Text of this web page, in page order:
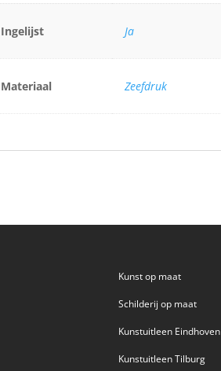
Ingelijst Ja
Materiaal Zeefdruk
Kunst op maat
Schilderij op maat
Kunstuitleen Eindhoven
Kunstuitleen Tilburg